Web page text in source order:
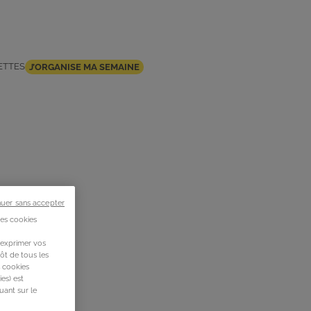
J’ORGANISE MA SEMAINE
cookies
vos
de tous les
cookies
est
sur le
sans accepter